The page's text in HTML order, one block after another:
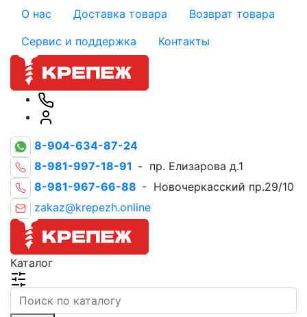
О нас Доставка товара
Возврат товара
Сервис и поддержка
Контакты
8-904-634-87-24
8-981-997-18-91 - пр. Елизарова д.1
8-981-967-66-88 - Новочеркасский пр.29/10
zakaz@krepezh.online
Каталог